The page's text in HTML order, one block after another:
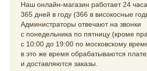
Наш онлайн-магазин работает 24 часа
365 дней в году (366 в високосные
Администраторы отвечают на звонки
с понедельника по пятницу (кроме
с 10:00 до 19:00 по московскому
в это же время обрабатываются
и доставляются заказы.